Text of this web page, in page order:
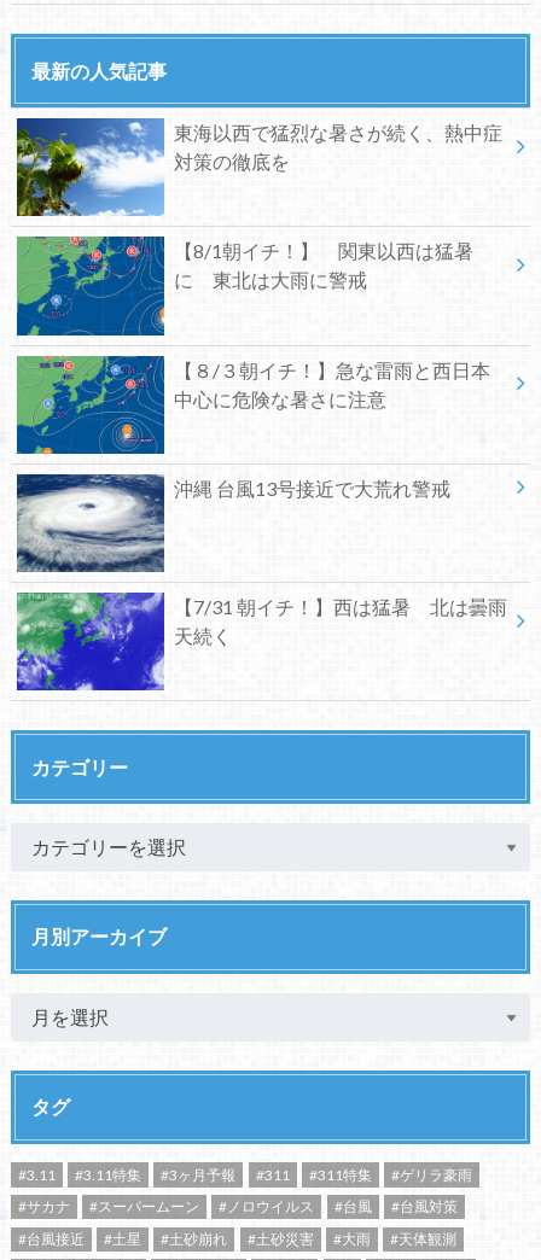
最新の人気記事
東海以西で猛烈な暑さが続く、熱中症
対策の徹底を
【8/1朝イチ！】 関東以西は猛暑
に 東北は大雨に警戒
【８/３朝イチ！】急な雷雨と西日本
中心に危険な暑さに注意
沖縄 台風13号接近で大荒れ警戒
【7/31 朝イチ！】西は猛暑 北は曇雨
天続く
カテゴリー
月別アーカイブ
タグ
#3.11 #3.11特集 #3ヶ月予報 #311 #311特集
#ゲリラ豪雨
#サカナ
#スーパームーン #ノロウイルス #台風
#台風対策
#台風接近
#土星 #土砂崩れ #土砂災害 #大雨
#天体観測